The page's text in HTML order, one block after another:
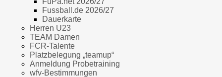
Fussball.de 2026/27
Dauerkarte
Herren U23
TEAM Damen
FCR-Talente
Platzbelegung „teamup“
Anmeldung Probetraining
wfv-Bestimmungen